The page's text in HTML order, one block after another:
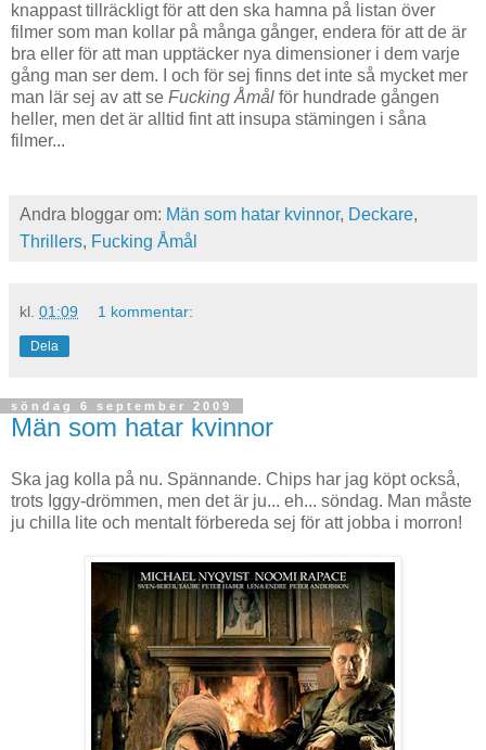
knappast tillräckligt för att den ska hamna på listan över
filmer som man kollar på många gånger, endera för att de är
bra eller för att man upptäcker nya dimensioner i dem varje
gång man ser dem. I och för sej finns det inte så mycket mer
man lär sej av att se Fucking Åmål för hundrade gången
heller, men det är alltid fint att insupa stämingen i såna
filmer...
Andra bloggar om: Män som hatar kvinnor, Deckare,
Thrillers, Fucking Åmål
kl. 01:09 1 kommentar:
Dela
söndag 6 september 2009
Män som hatar kvinnor
Ska jag kolla på nu. Spännande. Chips har jag köpt också,
trots Iggy-drömmen, men det är ju... eh... söndag. Man måste
ju chilla lite och mentalt förbereda sej för att jobba i morron!